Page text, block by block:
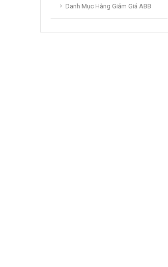
Danh Mục Hàng Giảm Giá ABB